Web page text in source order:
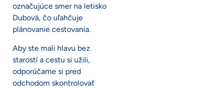
označujúce smer na letisko
Dubová, čo uľahčuje
plánovanie cestovania.
Aby ste mali hlavu bez
starostí a cestu si užili,
odporúčame si pred
odchodom skontrolovať